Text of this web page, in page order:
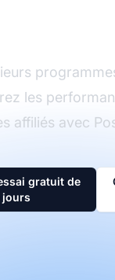
les
affiliés avec
gratuit de
jours